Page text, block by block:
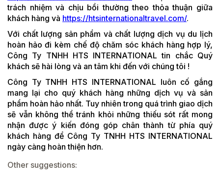
trách nhiệm và chịu bồi thường theo thỏa thuận giữa
khách hàng và https://htsinternationaltravel.com/.
Với chất lượng sản phẩm và chất lượng dịch vụ du lịch
hoàn hảo đi kèm chế độ chăm sóc khách hàng hợp lý,
Công Ty TNHH HTS INTERNATIONAL tin chắc Quý
khách sẽ hài lòng và an tâm khi đến với chúng tôi !
Công Ty TNHH HTS INTERNATIONAL luôn cố gắng
mang lại cho quý khách hàng những dịch vụ và sản
phẩm hoàn hảo nhất. Tuy nhiên trong quá trình giao dịch
sẽ vẫn không thể tránh khỏi những thiếu sót rất mong
nhận được ý kiến đóng góp chân thành từ phía quý
khách hàng để Công Ty TNHH HTS INTERNATIONAL
ngày càng hoàn thiện hơn.
Other suggestions: